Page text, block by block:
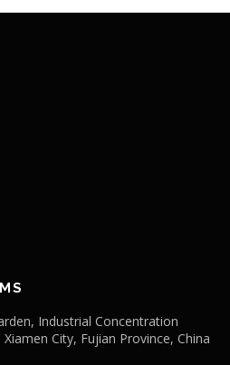
Industrial Concentration
City, Fujian Province, China